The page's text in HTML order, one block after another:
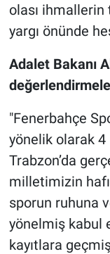
olası
yargı önünde
Adalet Bakanı
"Fenerbahçe
yönelik olarak
Trabzon’da
milletimizin
sporun ruhuna
yönelmiş kabul
kayıtlara